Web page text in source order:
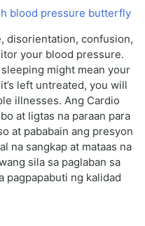
disorientation, confusion,
your blood pressure.
might mean your
left untreated, you will
illnesses. Ang Cardio
at ligtas na paraan para
at pababain ang presyon
na sangkap at mataas na
sila sa paglaban sa
pagpapabuti ng kalidad